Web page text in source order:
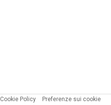
Cookie Policy
Preferenze sui cookie